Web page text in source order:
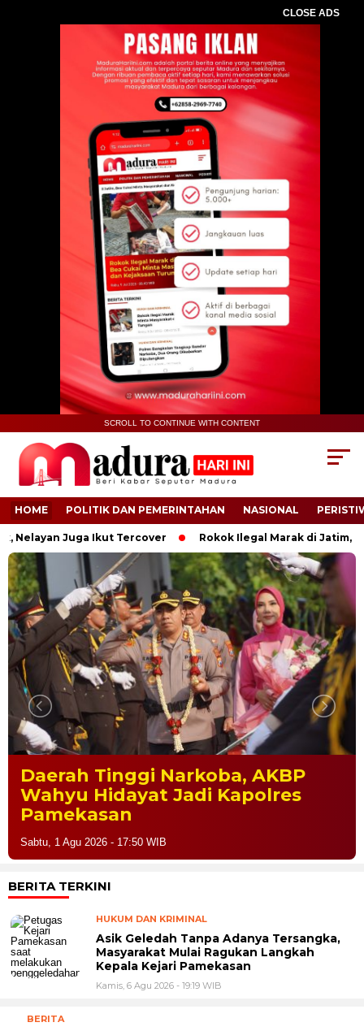
CLOSE ADS
SCROLL TO CONTINUE WITH CONTENT
HOME POLITIK DAN PEMERINTAHAN NASIONAL
Juga Ikut Tercover Rokok Ilegal Marak di Jatim, Bea
Daerah Tinggi Narkoba, AKBP
Wahyu Hidayat Jadi Kapolres
Pamekasan
Sabtu, 1 Agu 2026 - 17:50 WIB
BERITA TERKINI
HUKUM DAN KRIMINAL
Asik Geledah Tanpa Adanya Tersangka,
Masyarakat Mulai Ragukan Langkah
Kepala Kejari Pamekasan
Kamis, 6 Agu 2026 - 19:19 WIB
BERITA